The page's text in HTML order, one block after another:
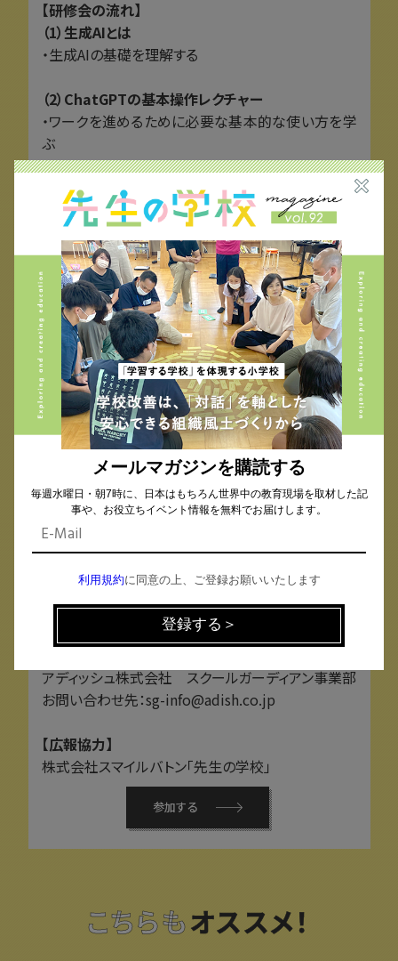
【研修会の流れ】
（1）生成AIとは
・生成AIの基礎を理解する
（2）ChatGPTの基本操作レクチャー
・ワークを進めるために必要な基本的な使い方を学
ぶ
（3）体験ワーク
・生徒の視点で、生成AIの影響を体感する
→生徒の利用シーンを想定し、実際に先生方に生成
AIを試していただきながら「生成AIの可能性とリス
ク」について理解を深めます。※ワークの内容は若干
変更になる場合がございます。
（4）振り返り＆質疑応答
・実際に試した結果を以下をもとに振り返る
「どこまでできた？どんな制限があった？」
「生徒が試したら、どんな問題が起きそう？」
「どう指導すれば、生徒が適切に活用できる？」
・質疑応答を通じて、理解を深める
（5）まとめ
・学校現場で活用するためのルール作りのポイントを
・トラブルが発生した際の対応策を理解する
・生成AIとどのように向き合うべきか考える
アディッシュ株式会社 スクールガーディアン事業部
お問い合わせ先：sg-info@adish.co.jp
【広報協力】
株式会社スマイルバトン「先生の学校」
参加する
こちらもオススメ！
メールマガジンを購読する
毎週水曜日・朝7時に、日本はもちろん世界中の教育現場を取材した記
事や、お役立ちイベント情報を無料でお届けします。
利用規約に同意の上、ご登録お願いいたします